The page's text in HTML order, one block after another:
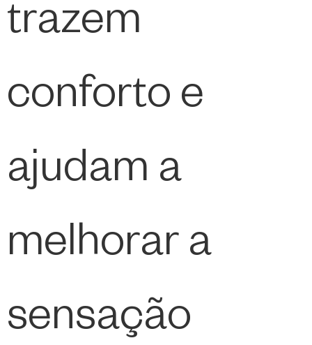
trazem
conforto e
ajudam a
melhorar a
sensação